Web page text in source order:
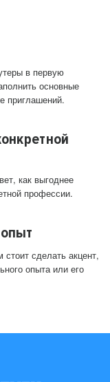
в первую
основные
приглашений.
как выгоднее
профессии.
сделать акцент,
опыта или его